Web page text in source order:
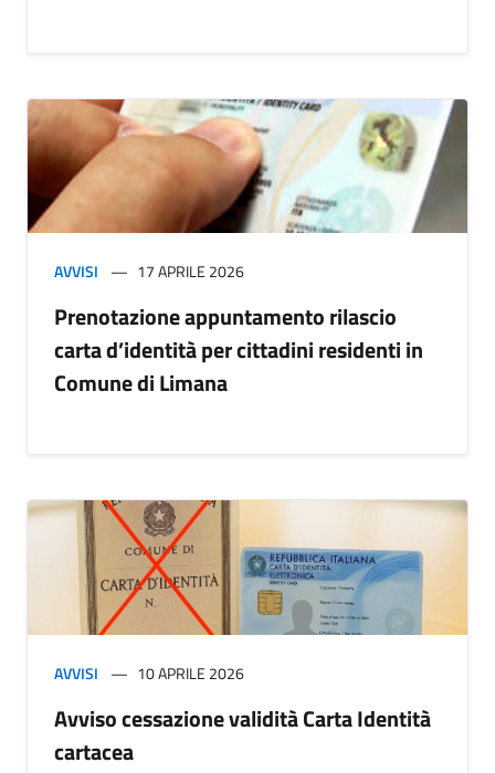
AVVISI 17 APRILE 2026
Prenotazione appuntamento rilascio
carta d’identità per cittadini residenti in
Comune di Limana
AVVISI 10 APRILE 2026
Avviso cessazione validità Carta Identità
cartacea